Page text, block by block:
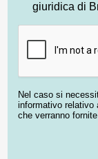
giuridica di
Nel caso si
informativo relativo
che verranno